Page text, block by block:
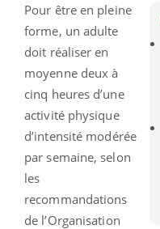
Pour être en pleine
forme, un adulte
doit réaliser en
moyenne deux à
cinq heures d’une
activité physique
d’intensité modérée
par semaine, selon
les
recommandations
de l’Organisation